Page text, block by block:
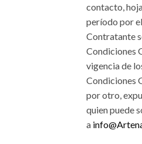
contacto,
período por
Contratante
Condiciones
vigencia de
Condiciones
por otro,
quien puede
a